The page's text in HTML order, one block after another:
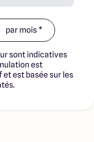
par mois *
sont indicatives
est
est basée sur les